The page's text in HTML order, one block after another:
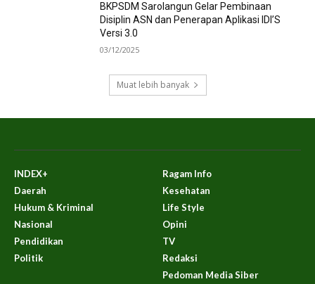
BKPSDM Sarolangun Gelar Pembinaan
Disiplin ASN dan Penerapan Aplikasi IDI’S
Versi 3.0
03/12/2025
Muat lebih banyak
INDEX+
Daerah
Hukum & Kriminal
Nasional
Pendidikan
Politik
Ragam Info
Kesehatan
Life Style
Opini
TV
Redaksi
Pedoman Media Siber